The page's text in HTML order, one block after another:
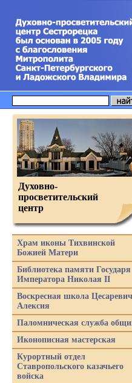
Духовно-
просветительский
центр
Храм иконы Тихвинской
Божией Матери
Библиотека памяти Государя
Императора Николая II
Воскресная школа
Алексия
Паломническая служба
Иконописная мастерская
Курортный отдел
Ставропольского казачьего
войска